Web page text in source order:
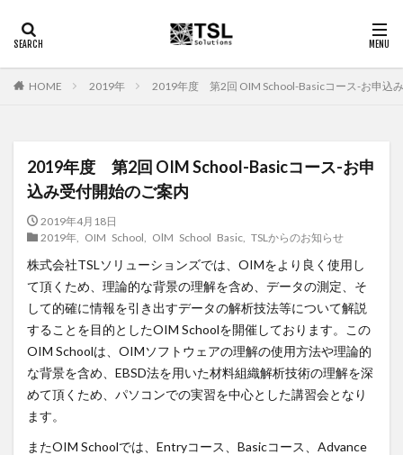
HOME 2019年 2019年度 第2回 OIM School-Basicコース-お申込
2019年度 第2回 OIM School-Basicコース-お申
込み受付開始のご案内
2019年4月18日
2019年, OIM School OlM School Basic, TSLからのお知らせ
株式会社TSLソリューションズでは、OIMをより良く使用し
て頂くため、理論的な背景の理解を含め、データの測定、そ
して的確に情報を引き出すデータの解析技法等について解説
することを目的としたOIM Schoolを開催しております。この
OIM Schoolは、OIMソフトウェアの理解の使用方法や理論的
な背景を含め、EBSD法を用いた材料組織解析技術の理解を深
めて頂くため、パソコンでの実習を中心とした講習会となり
ます。
またOIM Schoolでは、Entryコース、Basicコース、Advance